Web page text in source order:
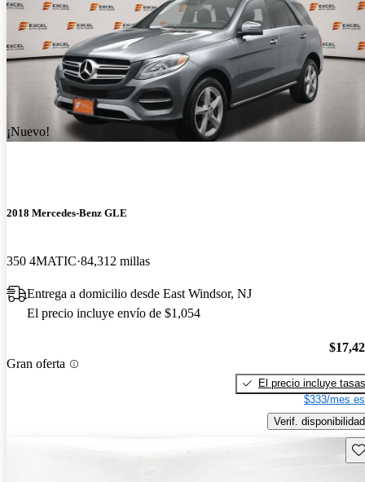
¡Nuevo!
2018 Mercedes-Benz GLE
350 4MATIC 84,312 millas
Entrega a domicilio desde East Windsor, NJ
El precio incluye envío de $1,054
Gran oferta
El precio incluye tasas
$333/mes
Verif. disponibilidad